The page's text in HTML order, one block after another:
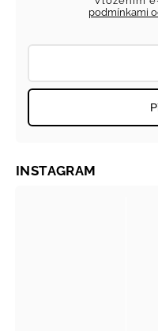
podmínkami
INSTAGRAM